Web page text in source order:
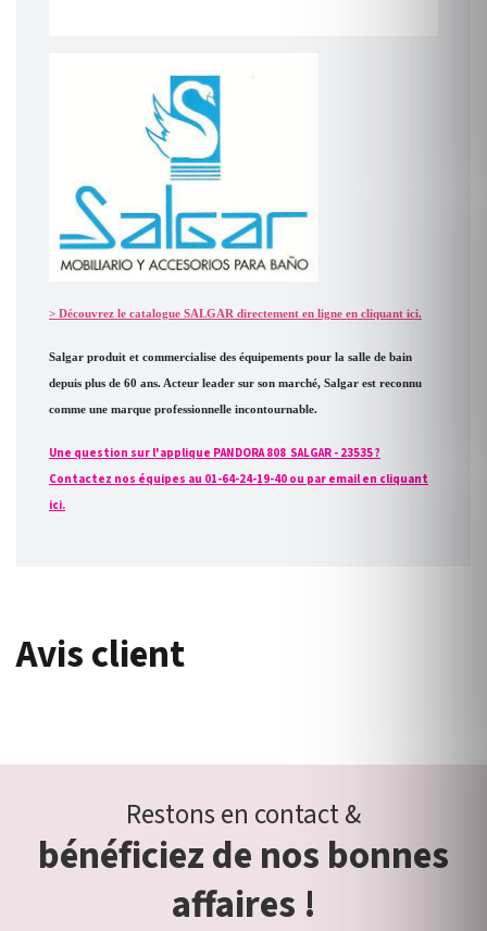
> Découvrez le catalogue SALGAR directement en ligne en cliquant ici.
Salgar produit et commercialise des équipements pour la salle de bain
depuis plus de 60 ans. Acteur leader sur son marché, Salgar est reconnu
comme une marque professionnelle incontournable.
Une question sur l'applique PANDORA 808 SALGAR - 23535 ?
Contactez nos équipes au 01-64-24-19-40 ou par email en cliquant
ici.
Avis client
Restons en contact &
bénéficiez de nos bonnes
affaires !